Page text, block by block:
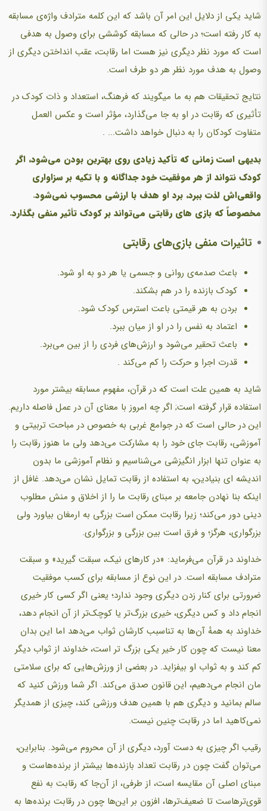
شاید یکی از دلایل این امر آن باشد که این کلمه مترادف واژه‌ی مسابقه
به کار رفته است؛ در حالی که مسابقه کوششی برای وصول به هدفی
است که مورد نظر دیگری نیز هست اما رقابت، عقب انداختن دیگری از
وصول به هدف مورد نظر هر دو طرف است.
نتایج تحقیقات هم به ما میگویند که فرهنگ، استعداد و ذات کودک در
تأثیری که رقابت در او به جا می‌گذارد، مؤثر است و عکس العمل
متفاوت کودکان را به دنبال خواهد داشت... .
بدیهی است زمانی که تأکید زیادی روی بهترین بودن می‌شود، اگر
کودک نتواند از هر موفقیت خود جداگانه و با تکیه بر سزاواری
واقعی‌اش لذت ببرد، برد او هدف با ارزشی محسوب نمی‌شود.
مخصوصاً که بازی‌ های رقابتی می‌تواند بر کودک تأثیر منفی بگذارد.
تاثیرات منفی بازی‌های رقابتی
باعث صدمه‌ی روانی و جسمی یا هر دو به او شود.
کودک بازنده را در هم بشکند.
بردن به هر قیمتی باعت استرس کودک شود.
اعتماد به نفس را در او از میان ببرد.
باعث تحقیر می‌شود و ارزش‌های فردی را از بین می‌برد.
قدرت اجرا و حرکت را کم می‌کند .
شاید به همین علت است که در قرآن، مفهوم مسابقه بیشتر مورد
استفاده قرار گرفته است; اگر چه امروز با معنای آن در عمل فاصله داریم.
این در حالی است که در جوامع غربی به خصوص در مباحت تربیتی و
آموزشی، رقابت جای خود را به مشارکت می‌دهد ولی ما هنوز رقابت را
به عنوان تنها ابزار انگیزشی می‌شناسیم و نظام آموزشی ما بدون
اندیشه ای بنیادین، به استفاده از رقابت تمایل نشان می‌دهد. غافل از
اینکه بنا نهادن جامعه بر مبنای رقابت ما را از اخلاق و منش مطلوب
دینی دور می‌کند؛ زیرا رقابت ممکن است بزرگی به ارمغان بیاورد ولی
بزرگواری، هرگز؛ و فرق است بین بزرگی و بزرگواری.
خداوند در قرآن می‌فرماید: «در کارهای نیک، سبقت گیرید» و سبقت
مترادف مسابقه است. در این نوع از مسابقه برای کسب موفقیت
ضرورتی برای کنار زدن دیگری وجود ندارد؛ یعنی اگر کسی کار خیری
انجام داد و کس دیگری، خیری بزرگ‌تر یا کوچک‌تر از آن انجام دهد،
خداوند به همهٔ آن‌ها به تناسبب کارشان ثواب می‌دهد اما این بدان
معنا نیست که چون کار خیر یکی بزرگ تر است، خداوند از ثواب دیگر
کم کند و به ثواب او بیفزاید. در بعضی از ورزش‌هایی که برای سلامتی
مان انجام می‌دهیم، این قانون صدق می‌کند. اگر شما ورزش کنید که
سالم بمانید و دیگری هم با همین هدف ورزشی کند، چیزی از همدیگر
نمی‌کاهید اما در رقابت چنین نیست.
رقیب اگر چیزی به دست آورد، دیگری از آن محروم می‌شود. بنابراین،
می‌توان گفت چون در رقابت تعداد بازنده‌ها بیشتر از برنده‌هاست و
مبنای اصلی آن مقایسه است، از طرفی، از آن‌جا که رقابت به نفع
قوی‌ترهاست تا ضعیف‌ترها، افزون بر این‌ها چون در رقابت برنده‌ها به